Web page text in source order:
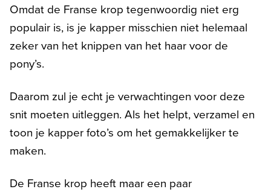
Omdat de Franse krop tegenwoordig niet erg
populair is, is je kapper misschien niet helemaal
zeker van het knippen van het haar voor de
pony’s.
Daarom zul je echt je verwachtingen voor deze
snit moeten uitleggen. Als het helpt, verzamel en
toon je kapper foto’s om het gemakkelijker te
maken.
De Franse krop heeft maar een paar